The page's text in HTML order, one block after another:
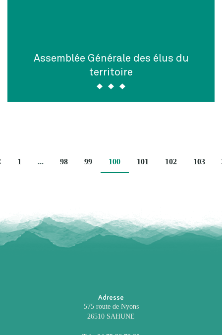
Assemblée Générale des élus du
territoire
Page
1 ... 98 99 100 101 102 103
Adresse
575 route de Nyons
26510 SAHUNE